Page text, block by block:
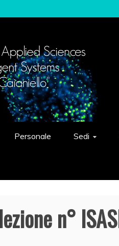
and Intelligent
Personale Sedi
n°